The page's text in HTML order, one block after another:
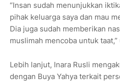
“Insan sudah menunjukkan
pihak keluarga saya dan mau
Dia juga sudah memberikan
muslimah mencoba untuk taat,”
Lebih lanjut, Inara Rusli
dengan Buya Yahya terkait